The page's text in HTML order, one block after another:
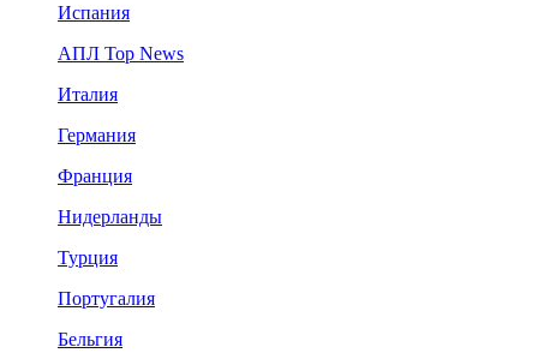
Испания
АПЛ Top News
Италия
Германия
Франция
Нидерланды
Турция
Португалия
Бельгия